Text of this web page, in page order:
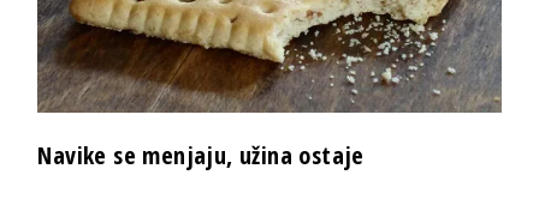
Navike se menjaju, užina ostaje